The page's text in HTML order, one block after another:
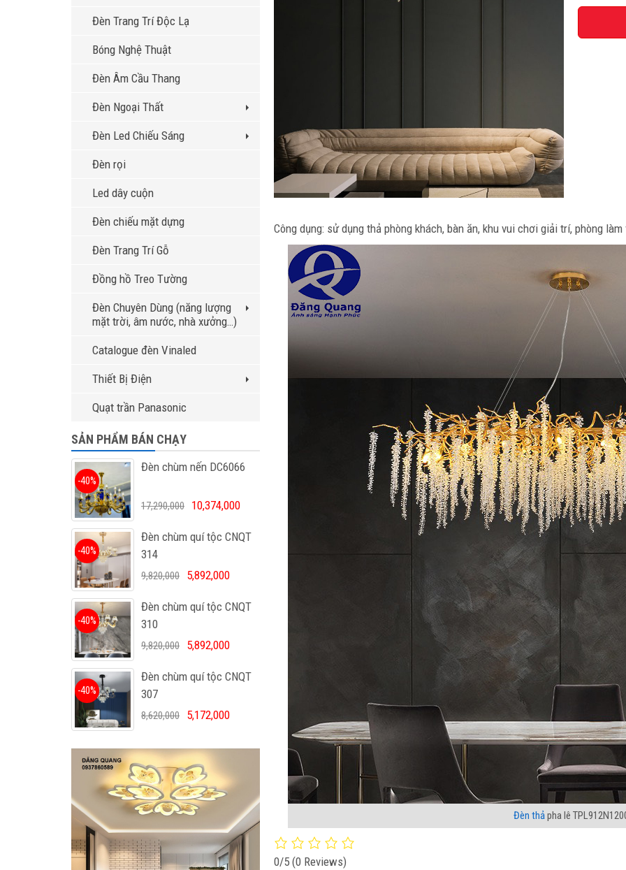
Công dụng: sử dụng thả phòng khách, bàn ăn, khu vui chơi giải trí, phòng
Đèn thảpha lê
0/5 (0 Reviews)
Đèn Trang Trí Độc Lạ
Bóng Nghệ Thuật
Đèn Âm Cầu Thang
Đèn Ngoại Thất
Đèn Led Chiếu Sáng
Đèn rọi
Led dây cuộn
Đèn chiếu mặt dựng
Đèn Trang Trí Gỗ
Đồng hồ Treo Tường
Đèn Chuyên Dùng (năng lượng
mặt trời, âm nước, nhà xưởng…)
Catalogue đèn Vinaled
Thiết Bị Điện
Quạt trần Panasonic
SẢN PHẨM BÁN CHẠY
Đèn chùm nến DC6066
-40%
17,290,000 10,374,000
Đèn chùm quí tộc CNQT
314
-40%
9,820,000 5,892,000
Đèn chùm quí tộc CNQT
310
-40%
9,820,000 5,892,000
Đèn chùm quí tộc CNQT
307
-40%
8,620,000 5,172,000